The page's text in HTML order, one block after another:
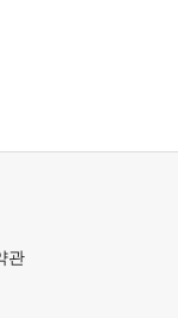
관